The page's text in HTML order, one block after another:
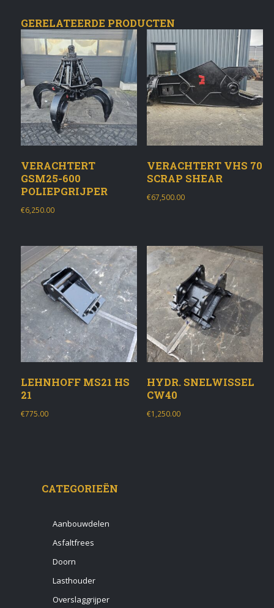
GERELATEERDE PRODUCTEN
VERACHTERT
GSM25-600
POLIEPGRIJPER
€6,250.00
VERACHTERT VHS 70
SCRAP SHEAR
€67,500.00
LEHNHOFF MS21 HS
21
€775.00
HYDR. SNELWISSEL
CW40
€1,250.00
CATEGORIEËN
Aanbouwdelen
Asfaltfrees
Doorn
Lasthouder
Overslaggrijper